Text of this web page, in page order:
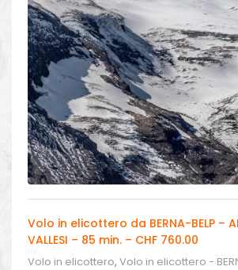
Volo in elicottero da BERNA-BELP –
VALLESI – 85 min. – CHF 760.00
Volo in elicottero, Volo in elicottero -